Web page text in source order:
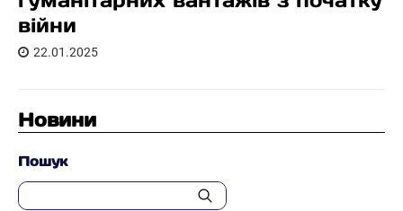
війни
22.01.2025
Новини
Пошук